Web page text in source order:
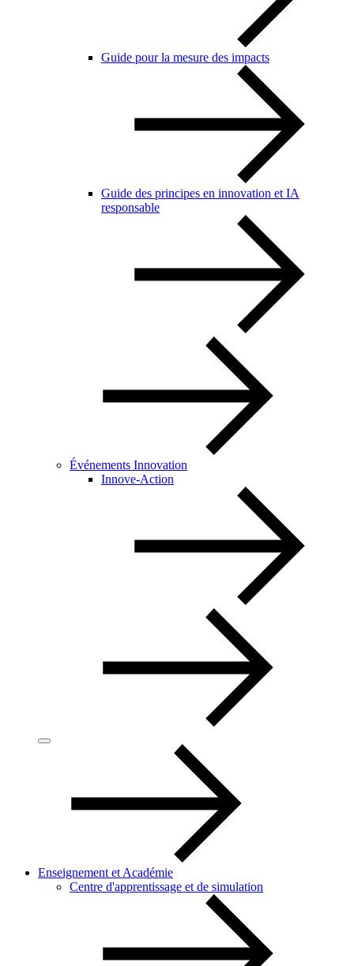
Guide pour la mesure des impacts
Guide des principes en innovation et IA
responsable
Événements Innovation
Innove-Action
Enseignement et Académie
Centre d'apprentissage et de simulation